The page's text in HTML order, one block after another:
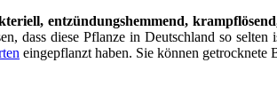
entzündungshemmend,
dass diese Pflanze in Deutschland so selten
eingepflanzt haben. Sie können getrocknete